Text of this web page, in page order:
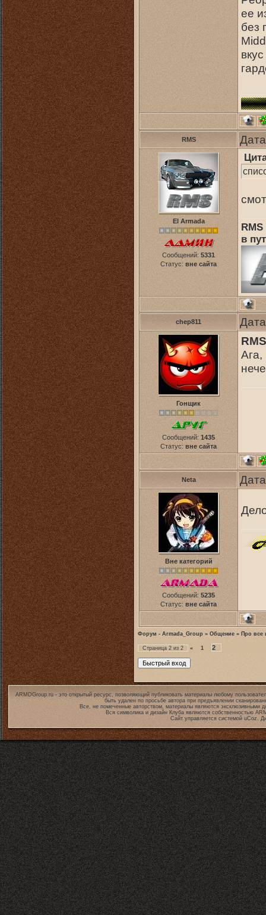
ее
без
RMS
El Armada
Сообщений: 5331
Статус: вне сайта
в
chep811
Гонщик
Сообщений: 1435
Статус: вне сайта
RMS
Ага,
Neta
Вне категорий
Сообщений: 5235
Статус: вне сайта
Форум - Armada_Group » Общение » Про все
Страница 2 из 2 « 1 2
ARMDGroup.ru - это открытый ресурс, позволяющий публиковать материалы любому
быть удален по просьбе автора при предъявлении
Все, не помеченные авторством, материалы являются эксклюзивными
Вся символика и дизайн Клуба являются собственностью
Сайт управляется системой uCoz.